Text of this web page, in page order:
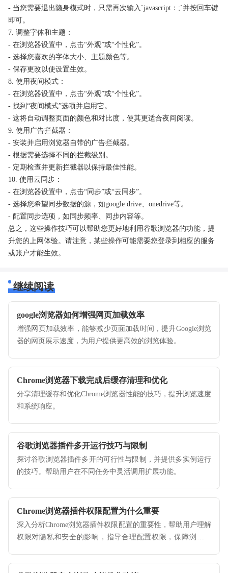
- 当您需要退出隐身模式时，只需再次输入`javascript：;`并按回车键
即可。
7. 调整字体和主题：
- 在浏览器设置中，点击“外观”或“个性化”。
- 选择您喜欢的字体大小、主题颜色等。
- 保存更改以使设置生效。
8. 使用夜间模式：
- 在浏览器设置中，点击“外观”或“个性化”。
- 找到“夜间模式”选项并启用它。
- 这将自动调整页面的颜色和对比度，使其更适合夜间阅读。
9. 使用广告拦截器：
- 安装并启用浏览器自带的广告拦截器。
- 根据需要选择不同的拦截级别。
- 定期检查并更新拦截器以保持最佳性能。
10. 使用云同步：
- 在浏览器设置中，点击“同步”或“云同步”。
- 选择您希望同步数据的源，如google drive、onedrive等。
- 配置同步选项，如同步频率、同步内容等。
总之，这些操作技巧可以帮助您更好地利用谷歌浏览器的功能，提
升您的上网体验。请注意，某些操作可能需要您登录到相应的服务
或账户才能生效。
继续阅读
google浏览器如何增强网页加载效率
增强网页加载效率，能够减少页面加载时间，提升Google浏览
器的网页展示速度，为用户提供更高效的浏览体验。
Chrome浏览器下载完成后缓存清理和优化
分享清理缓存和优化Chrome浏览器性能的技巧，提升浏览速度
和系统响应。
谷歌浏览器插件多开运行技巧与限制
探讨谷歌浏览器插件多开的可行性与限制，并提供多实例运行
的技巧。帮助用户在不同任务中灵活调用扩展功能。
Chrome浏览器插件权限配置为什么重要
深入分析Chrome浏览器插件权限配置的重要性，帮助用户理解
权限对隐私和安全的影响，指导合理配置权限，保障浏览安